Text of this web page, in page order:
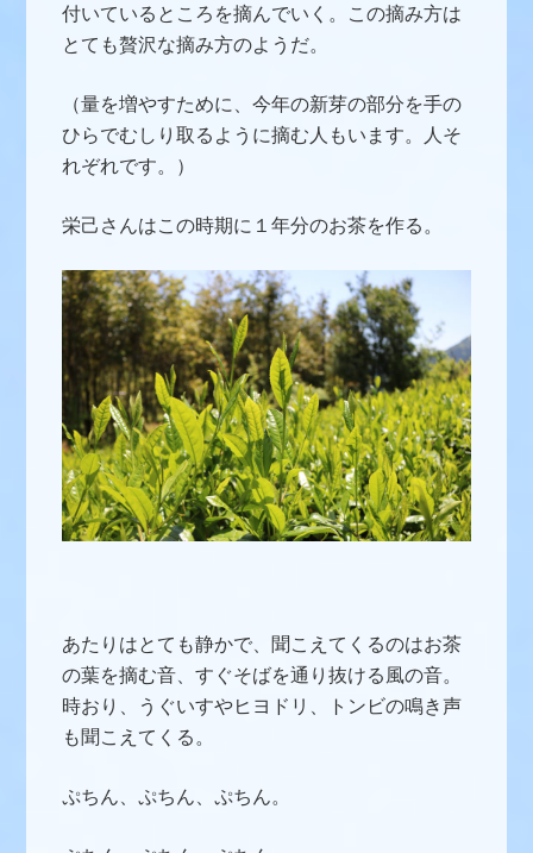
付いているところを摘んでいく。この摘み方は
とても贅沢な摘み方のようだ。
（量を増やすために、今年の新芽の部分を手の
ひらでむしり取るように摘む人もいます。人そ
れぞれです。）
栄己さんはこの時期に１年分のお茶を作る。
あたりはとても静かで、聞こえてくるのはお茶
の葉を摘む音、すぐそばを通り抜ける風の音。
時おり、うぐいすやヒヨドリ、トンビの鳴き声
も聞こえてくる。
ぷちん、ぷちん、ぷちん。